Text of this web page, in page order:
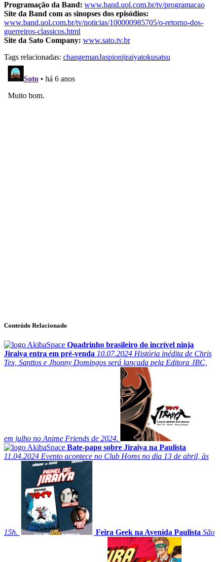
Programação da Band: www.band.uol.com.br/tv/programacao
Site da Band com as sinopses dos episódios:
www.band.uol.com.br/tv/noticias/100000985705/o-retorno-dos-
guerreiros-classicos.html
Site da Sato Company: www.sato.tv.br
Tags relacionadas: changemanJaspionjiraiyatokusatsu
Conteúdo Relacionado
Quadrinho brasileiro do incrível ninja
Jiraiya entra em pré-venda 10.07.2024 História inédita de Chris
Tex, Santtos e Jhonny Domingos será lançada pela Editora JBC,
em julho no Anime Friends de 2024.
Bate-papo sobre Jiraiya na Paulista
11.04.2024 Evento acontece no Club Homs no dia 13 de abril, às
15h. Feira Geek na Avenida Paulista São